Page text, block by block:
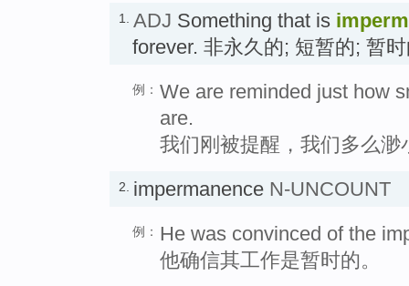
1. ADJ Something that is
forever. 非永久的; 短暂的; 暂
例： We are reminded just how
are.
我们刚被提醒，我们多么
2. impermanence N-UNCOUNT
例： He was convinced of the
他确信其工作是暂时的。